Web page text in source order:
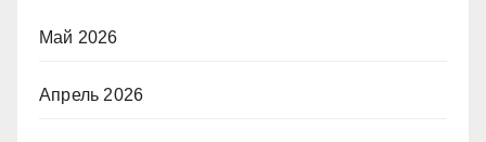
Май 2026
Апрель 2026